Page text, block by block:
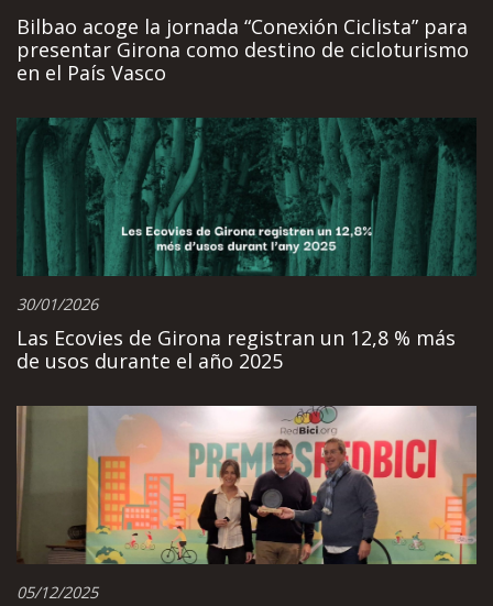
Bilbao acoge la jornada “Conexión Ciclista” para
presentar Girona como destino de cicloturismo
en el País Vasco
30/01/2026
Las Ecovies de Girona registran un 12,8 % más
de usos durante el año 2025
05/12/2025